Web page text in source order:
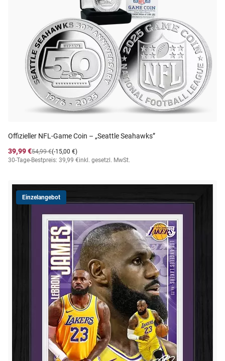
Offizieller NFL-Game Coin – „Seattle Seahawks”
39,99 €
(-15,00 €)
54,99 €
30-Tage-Bestpreis: 39,99 €inkl. gesetzl. MwSt.
Einzelangebot